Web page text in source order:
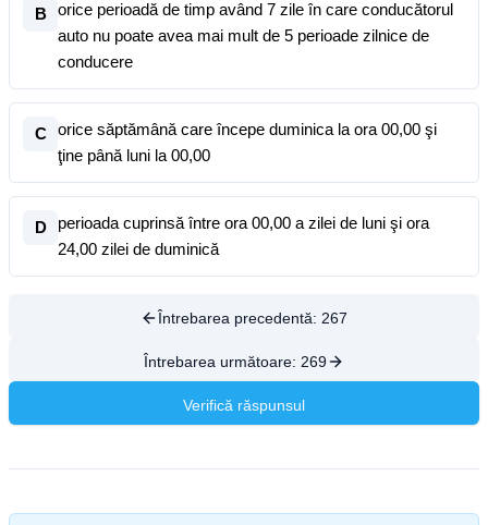
B
orice perioadă de timp având 7 zile în care conducătorul
auto nu poate avea mai mult de 5 perioade zilnice de
conducere
C
orice săptămână care începe duminica la ora 00,00 şi
ţine până luni la 00,00
D
perioada cuprinsă între ora 00,00 a zilei de luni şi ora
24,00 zilei de duminică
Întrebarea precedentă: 267
Întrebarea următoare: 269
Verifică răspunsul